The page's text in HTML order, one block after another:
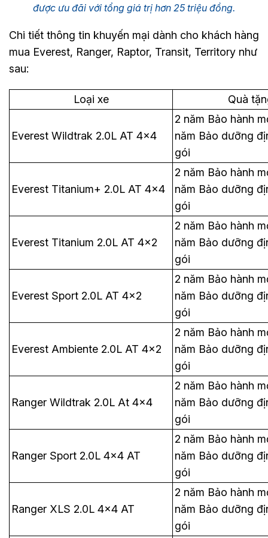
được ưu đãi với tổng giá trị hơn 25 triệu đồng.
Chi tiết thông tin khuyến mại dành cho khách hàng
mua Everest, Ranger, Raptor, Transit, Territory như
sau:
Loại xe Quà
Everest Wildtrak 2.0L AT 4x4
2 năm Bảo hành
năm Bảo dưỡng
gói
Everest Titanium+ 2.0L AT 4x4
2 năm Bảo hành
năm Bảo dưỡng
gói
Everest Titanium 2.0L AT 4x2
2 năm Bảo hành
năm Bảo dưỡng
gói
Everest Sport 2.0L AT 4x2
2 năm Bảo hành
năm Bảo dưỡng
gói
Everest Ambiente 2.0L AT 4x2
2 năm Bảo hành
năm Bảo dưỡng
gói
Ranger Wildtrak 2.0L At 4x4
2 năm Bảo hành
năm Bảo dưỡng
gói
Ranger Sport 2.0L 4x4 AT
2 năm Bảo hành
năm Bảo dưỡng
gói
Ranger XLS 2.0L 4x4 AT
2 năm Bảo hành
năm Bảo dưỡng
gói